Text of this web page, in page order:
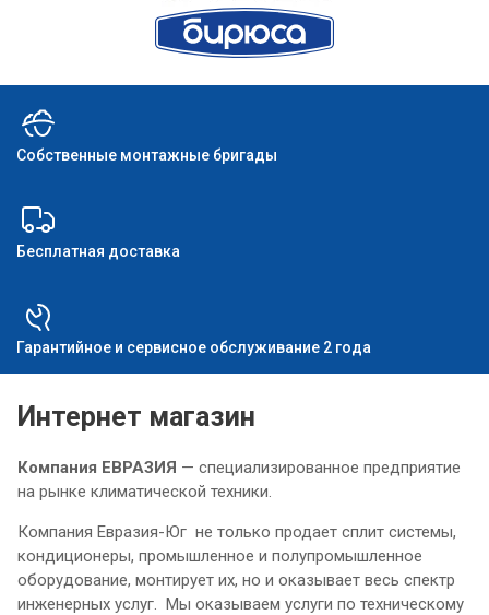
Собственные монтажные бригады
Бесплатная доставка
Гарантийное и сервисное обслуживание 2 года
Интернет магазин
Компания ЕВРАЗИЯ — специализированное предприятие
на рынке климатической техники.
Компания Евразия-Юг не только продает сплит системы,
кондиционеры, промышленное и полупромышленное
оборудование, монтирует их, но и оказывает весь спектр
инженерных услуг. Мы оказываем услуги по техническому